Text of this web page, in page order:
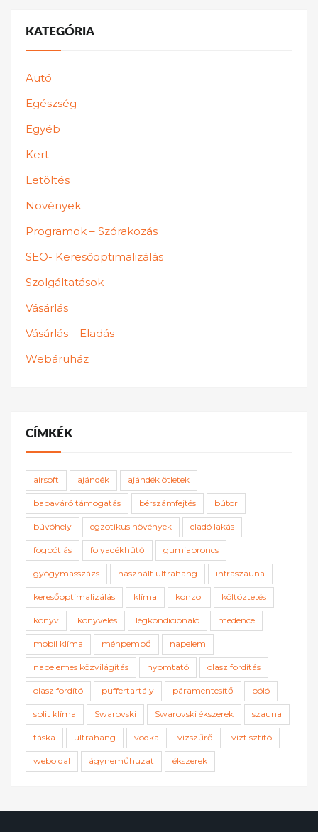
KATEGÓRIA
Autó
Egészség
Egyéb
Kert
Letöltés
Növények
Programok – Szórakozás
SEO- Keresőoptimalizálás
Szolgáltatások
Vásárlás
Vásárlás – Eladás
Webáruház
CÍMKÉK
airsoft ajándék ajándék ötletek
babaváró támogatás bérszámfejtés bútor
búvóhely egzotikus növények eladó lakás
fogpótlás folyadékhűtő gumiabroncs
gyógymasszázs használt ultrahang infraszauna
keresőoptimalizálás klíma konzol költöztetés
könyv könyvelés légkondicionáló medence
mobil klíma méhpempő napelem
napelemes közvilágítás nyomtató olasz fordítás
olasz fordító puffertartály páramentesítő póló
split klíma Swarovski Swarovski ékszerek szauna
táska ultrahang vodka vízszűrő víztisztító
weboldal ágyneműhuzat ékszerek